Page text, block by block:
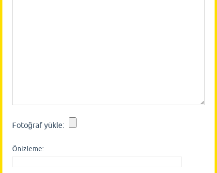
Fotoğraf yükle:
Önizleme: